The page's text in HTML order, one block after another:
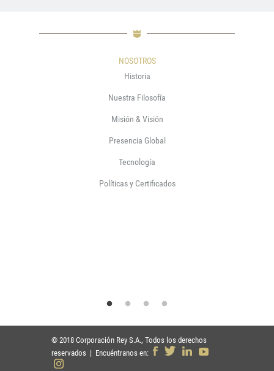
NOSOTROS
Historia
Nuestra Filosofía
Misión & Visión
Presencia Global
Tecnología
Políticas y Certificados
© 2018 Corporación Rey S.A., Todos los derechos
reservados | Encuéntranos en: